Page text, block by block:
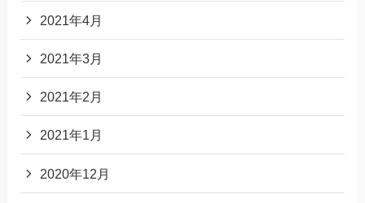
2021年4月
2021年3月
2021年2月
2021年1月
2020年12月